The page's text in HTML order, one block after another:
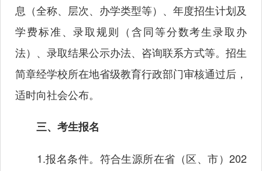
息（全称、层次、办学类型等）、年度招生计划及
学费标准、录取规则（含同等分数考生录取办
法）、录取结果公示办法、咨询联系方式等。招生
简章经学校所在地省级教育行政部门审核通过后，
适时向社会公布。
三、考生报名
1.报名条件。符合生源所在省（区、市）202